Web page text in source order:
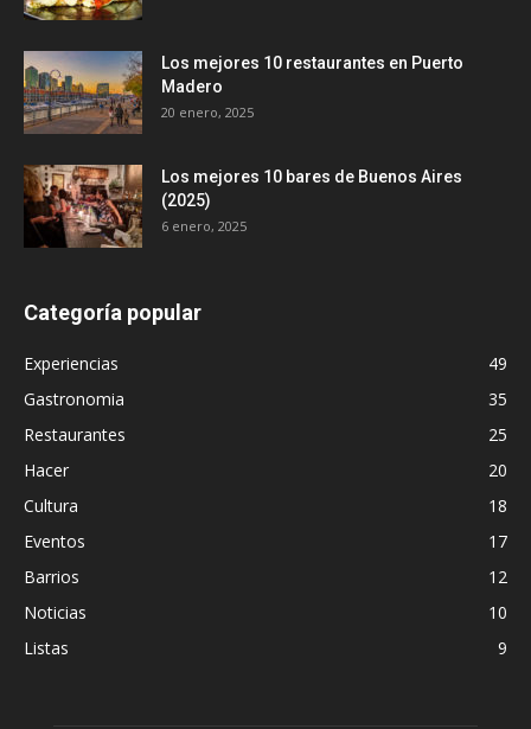
Los mejores 10 restaurantes en Puerto
Madero
20 enero, 2025
Los mejores 10 bares de Buenos Aires
(2025)
6 enero, 2025
Categoría popular
Experiencias
49
Gastronomia
35
Restaurantes
25
Hacer
20
Cultura
18
Eventos
17
Barrios
12
Noticias
10
Listas
9